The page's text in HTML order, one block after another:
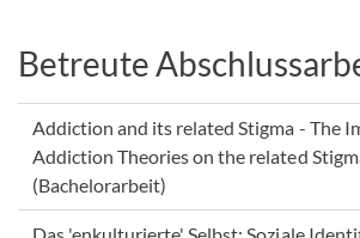
Betreute
Addiction and its related Stigma - The
Addiction Theories on the related
(Bachelorarbeit)